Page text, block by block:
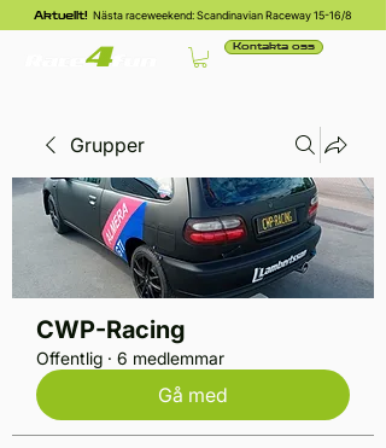
Aktuellt! Nästa raceweekend: Scandinavian Raceway 15-16/8
Kontakta oss
Grupper
CWP-Racing
Offentlig · 6 medlemmar
Gå med